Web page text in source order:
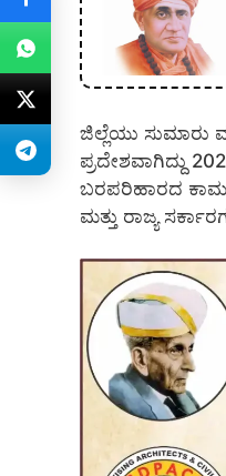
ಜಿಲ್ಲೆಯು ಸುಮಾರು
ಪ್ರದೇಶವಾಗಿದ್ದು
ಬರಪರಿಹಾರದ
ಮತ್ತು ರಾಜ್ಯ